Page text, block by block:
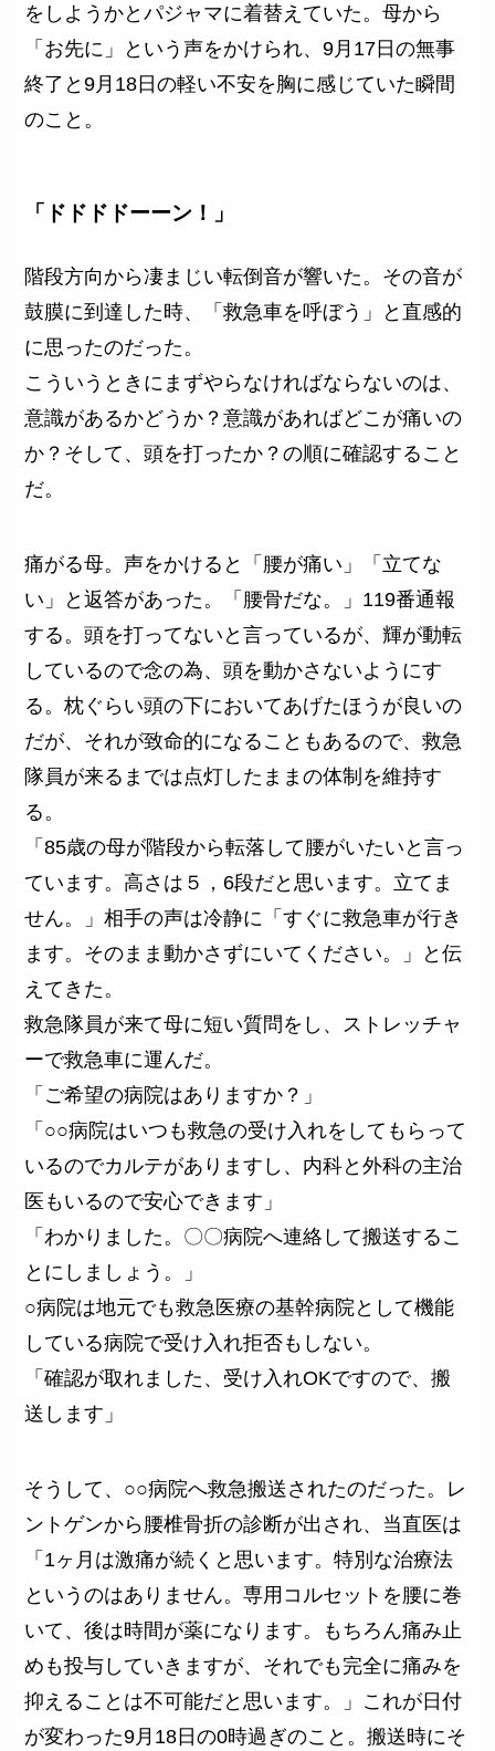
をしようかとパジャマに着替えていた。母から
「お先に」という声をかけられ、9月17日の無事
終了と9月18日の軽い不安を胸に感じていた瞬間
のこと。
「ドドドドーーン！」
階段方向から凄まじい転倒音が響いた。その音が
鼓膜に到達した時、「救急車を呼ぼう」と直感的
に思ったのだった。
こういうときにまずやらなければならないのは、
意識があるかどうか？意識があればどこが痛いの
か？そして、頭を打ったか？の順に確認すること
だ。
痛がる母。声をかけると「腰が痛い」「立てな
い」と返答があった。「腰骨だな。」119番通報
する。頭を打ってないと言っているが、輝が動転
しているので念の為、頭を動かさないようにす
る。枕ぐらい頭の下においてあげたほうが良いの
だが、それが致命的になることもあるので、救急
隊員が来るまでは点灯したままの体制を維持す
る。
「85歳の母が階段から転落して腰がいたいと言っ
ています。高さは５，6段だと思います。立てま
せん。」相手の声は冷静に「すぐに救急車が行き
ます。そのまま動かさずにいてください。」と伝
えてきた。
救急隊員が来て母に短い質問をし、ストレッチャ
ーで救急車に運んだ。
「ご希望の病院はありますか？」
「○○病院はいつも救急の受け入れをしてもらって
いるのでカルテがありますし、内科と外科の主治
医もいるので安心できます」
「わかりました。〇〇病院へ連絡して搬送するこ
とにしましょう。」
○病院は地元でも救急医療の基幹病院として機能
している病院で受け入れ拒否もしない。
「確認が取れました、受け入れOKですので、搬
送します」
そうして、○○病院へ救急搬送されたのだった。レ
ントゲンから腰椎骨折の診断が出され、当直医は
「1ヶ月は激痛が続くと思います。特別な治療法
というのはありません。専用コルセットを腰に巻
いて、後は時間が薬になります。もちろん痛み止
めも投与していきますが、それでも完全に痛みを
抑えることは不可能だと思います。」これが日付
が変わった9月18日の0時過ぎのこと。搬送時にそ